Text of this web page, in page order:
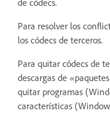
Para resolver los
los códecs de terceros.
Para quitar códecs de
descargas de
quitar programas
características